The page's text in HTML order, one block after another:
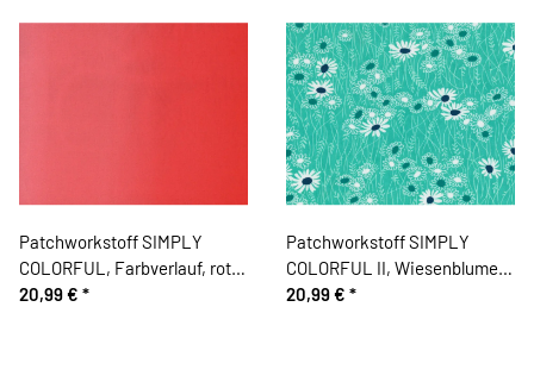
Patchworkstoff SIMPLY
COLORFUL, Farbverlauf, rot,
Moda Fabrics
20,99 € *
Patchworkstoff SIMPLY
COLORFUL II, Wiesenblumen,
helles türkisgrün-
20,99 € *